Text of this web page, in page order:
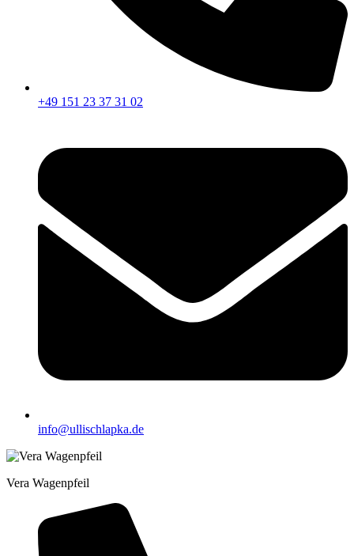
+49 151 23 37 31 02
info@ullischlapka.de
Vera Wagenpfeil